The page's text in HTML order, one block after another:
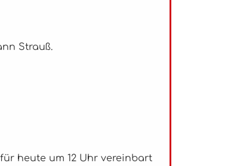
Strauß.
heute um 12 Uhr vereinbart